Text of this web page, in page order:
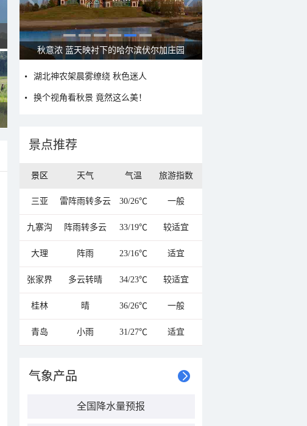
秋意浓 蓝天映衬下的哈尔滨伏尔加庄园
湖北神农架晨雾缭绕 秋色迷人
换个视角看秋景 竟然这么美！
景点推荐
景区 天气 气温 旅游指数
三亚 雷阵雨转多云 30/26℃ 一般
九寨沟 阵雨转多云 33/19℃ 较适宜
大理 阵雨 23/16℃ 适宜
张家界 多云转晴 34/23℃ 较适宜
桂林 晴 36/26℃ 一般
青岛 小雨 31/27℃ 适宜
气象产品
全国降水量预报